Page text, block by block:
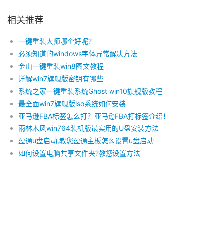
相关推荐
一键重装大师哪个好呢?
必须知道的windows字体异常解决方法
金山一键重装win8图文教程
详解win7旗舰版密钥有哪些
系统之家一键重装系统Ghost win10旗舰版教程
最全面win7旗舰版iso系统如何安装
亚马逊FBA标签怎么打？亚马逊FBA打标签介绍！
雨林木风win764装机版最实用的U盘安装方法
盈通u盘启动,教您盈通主板怎么设置u盘启动
如何设置电脑共享文件夹?教您设置方法